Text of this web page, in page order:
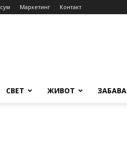
Маркетинг Контакт
СВЕТ ЖИВОТ ЗАБАВА